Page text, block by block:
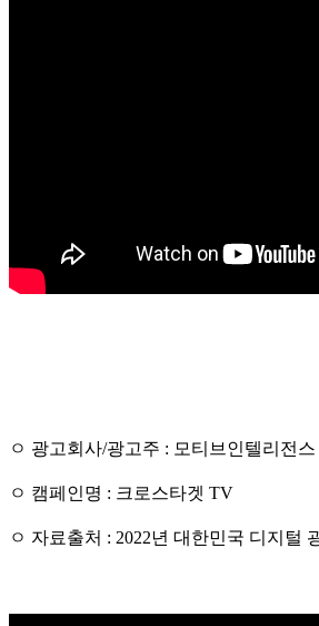
ㅇ 광고회사/광고주 : 모티브인텔리전스
ㅇ 캠페인명 : 크로스타겟 TV
ㅇ 자료출처 : 2022년 대한민국 디지털